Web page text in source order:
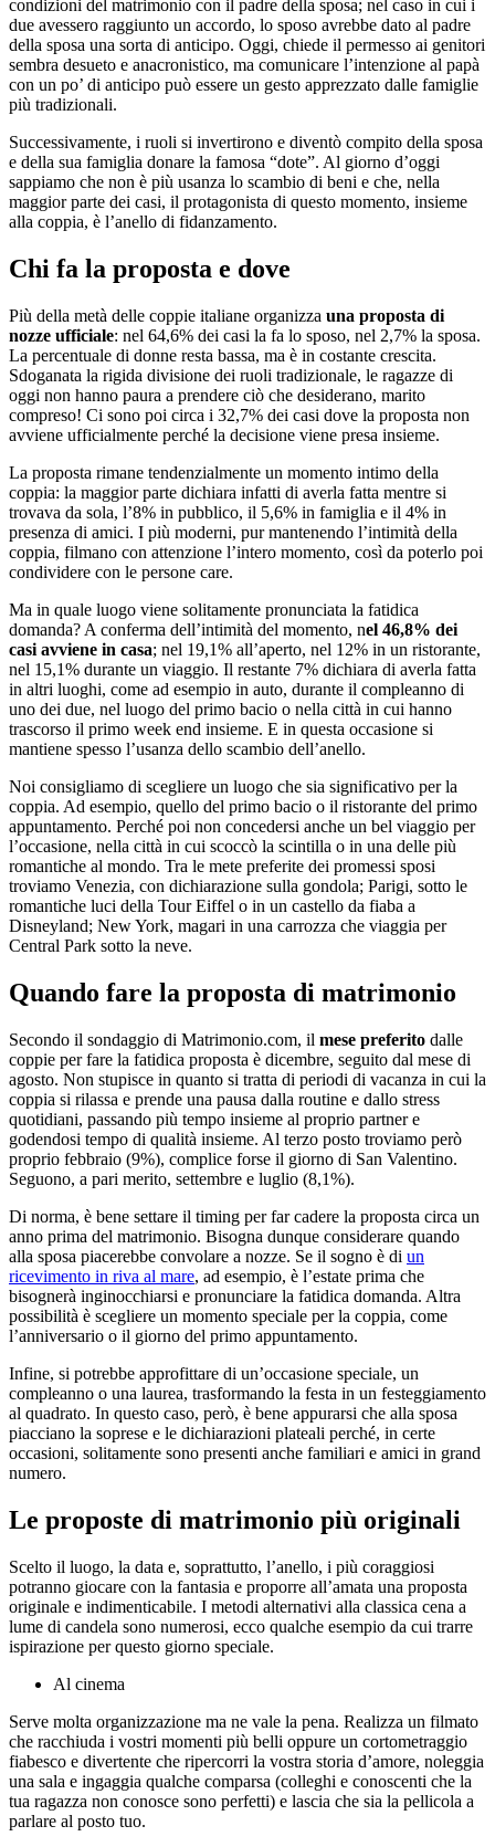
condizioni del matrimonio con il padre della sposa; nel caso in cui i
due avessero raggiunto un accordo, lo sposo avrebbe dato al padre
della sposa una sorta di anticipo. Oggi, chiede il permesso ai genitori
sembra desueto e anacronistico, ma comunicare l’intenzione al papà
con un po’ di anticipo può essere un gesto apprezzato dalle famiglie
più tradizionali.
Successivamente, i ruoli si invertirono e diventò compito della sposa
e della sua famiglia donare la famosa “dote”. Al giorno d’oggi
sappiamo che non è più usanza lo scambio di beni e che, nella
maggior parte dei casi, il protagonista di questo momento, insieme
alla coppia, è l’anello di fidanzamento.
Chi fa la proposta e dove
Più della metà delle coppie italiane organizza una proposta di
nozze ufficiale: nel 64,6% dei casi la fa lo sposo, nel 2,7% la sposa.
La percentuale di donne resta bassa, ma è in costante crescita.
Sdoganata la rigida divisione dei ruoli tradizionale, le ragazze di
oggi non hanno paura a prendere ciò che desiderano, marito
compreso! Ci sono poi circa i 32,7% dei casi dove la proposta non
avviene ufficialmente perché la decisione viene presa insieme.
La proposta rimane tendenzialmente un momento intimo della
coppia: la maggior parte dichiara infatti di averla fatta mentre si
trovava da sola, l’8% in pubblico, il 5,6% in famiglia e il 4% in
presenza di amici. I più moderni, pur mantenendo l’intimità della
coppia, filmano con attenzione l’intero momento, così da poterlo poi
condividere con le persone care.
Ma in quale luogo viene solitamente pronunciata la fatidica
domanda? A conferma dell’intimità del momento, nel 46,8% dei
casi avviene in casa; nel 19,1% all’aperto, nel 12% in un ristorante,
nel 15,1% durante un viaggio. Il restante 7% dichiara di averla fatta
in altri luoghi, come ad esempio in auto, durante il compleanno di
uno dei due, nel luogo del primo bacio o nella città in cui hanno
trascorso il primo week end insieme. E in questa occasione si
mantiene spesso l’usanza dello scambio dell’anello.
Noi consigliamo di scegliere un luogo che sia significativo per la
coppia. Ad esempio, quello del primo bacio o il ristorante del primo
appuntamento. Perché poi non concedersi anche un bel viaggio per
l’occasione, nella città in cui scoccò la scintilla o in una delle più
romantiche al mondo. Tra le mete preferite dei promessi sposi
troviamo Venezia, con dichiarazione sulla gondola; Parigi, sotto le
romantiche luci della Tour Eiffel o in un castello da fiaba a
Disneyland; New York, magari in una carrozza che viaggia per
Central Park sotto la neve.
Quando fare la proposta di matrimonio
Secondo il sondaggio di Matrimonio.com, il mese preferito dalle
coppie per fare la fatidica proposta è dicembre, seguito dal mese di
agosto. Non stupisce in quanto si tratta di periodi di vacanza in cui la
coppia si rilassa e prende una pausa dalla routine e dallo stress
quotidiani, passando più tempo insieme al proprio partner e
godendosi tempo di qualità insieme. Al terzo posto troviamo però
proprio febbraio (9%), complice forse il giorno di San Valentino.
Seguono, a pari merito, settembre e luglio (8,1%).
Di norma, è bene settare il timing per far cadere la proposta circa un
anno prima del matrimonio. Bisogna dunque considerare quando
alla sposa piacerebbe convolare a nozze. Se il sogno è di un
ricevimento in riva al mare, ad esempio, è l’estate prima che
bisognerà inginocchiarsi e pronunciare la fatidica domanda. Altra
possibilità è scegliere un momento speciale per la coppia, come
l’anniversario o il giorno del primo appuntamento.
Infine, si potrebbe approfittare di un’occasione speciale, un
compleanno o una laurea, trasformando la festa in un festeggiamento
al quadrato. In questo caso, però, è bene appurarsi che alla sposa
piacciano la soprese e le dichiarazioni plateali perché, in certe
occasioni, solitamente sono presenti anche familiari e amici in grand
numero.
Le proposte di matrimonio più originali
Scelto il luogo, la data e, soprattutto, l’anello, i più coraggiosi
potranno giocare con la fantasia e proporre all’amata una proposta
originale e indimenticabile. I metodi alternativi alla classica cena a
lume di candela sono numerosi, ecco qualche esempio da cui trarre
ispirazione per questo giorno speciale.
Al cinema
Serve molta organizzazione ma ne vale la pena. Realizza un filmato
che racchiuda i vostri momenti più belli oppure un cortometraggio
fiabesco e divertente che ripercorri la vostra storia d’amore, noleggia
una sala e ingaggia qualche comparsa (colleghi e conoscenti che la
tua ragazza non conosce sono perfetti) e lascia che sia la pellicola a
parlare al posto tuo.